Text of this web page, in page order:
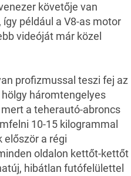
követője van
például a V8-as motor
videóját már közel
profizmussal teszi fej az
háromtengelyes
a teherautó-abroncs
10-15 kilogrammal
először a régi
oldalon kettőt-kettőt
hibátlan futófelülettel